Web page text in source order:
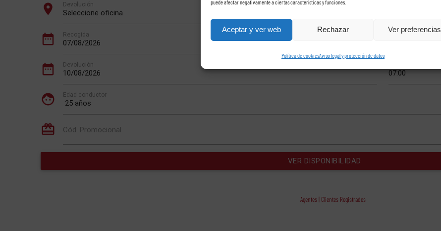
puede afectar negativamente a ciertas características y funciones.
Aceptar y ver web Rechazar Ver preferencias
Política de cookiesAviso legal y protección de datos
Agentes | Clientes Registrados